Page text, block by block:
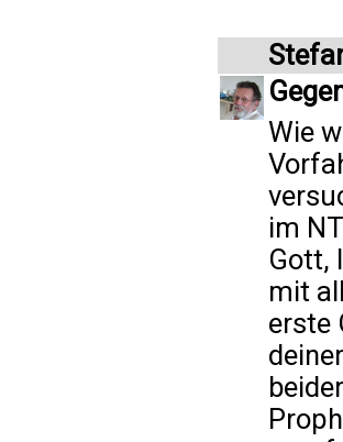
Wie
im
Gott,
mit
erste